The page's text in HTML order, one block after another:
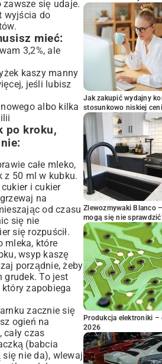
zawsze się udaje.
wyjścia do
mieć:
3,2%, ale
kaszy manny
jeśli lubisz
albo kilka
po kroku,
całe mleko,
z 50 ml w kubku.
i cukier
na
od czasu
się nie
się rozpuścił.
mleka, które
wsyp kaszę
porządnie, żeby
grudek. To jest
zapobiega
zacznie się
ogień na
czas
(babcia
się nie da), wlewaj
Jak zakupić wydajny
stosunkowo niskiej
Zlewozmywaki Blanco
mogą się nie
Produkcja elektroniki –
2026